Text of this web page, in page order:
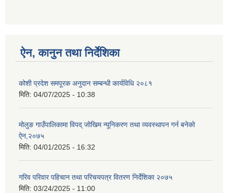
ऐन, कानुन तथा निर्देशिका
कोशी प्रदेश समपूरक अनुदान सम्बन्धी कार्यविधि २०८१
मिति: 04/07/2025 - 10:38
मोलुङ गाउँपालिकामा विपद् जोखिम न्यूनिकरण तथा व्यवस्थापन गर्न बनेको
ऐन,२०७५
मिति: 04/01/2025 - 16:32
गरिव परिवार पहिचान तथा परिचयपत्र वितरण निर्देशिका २०७५
मिति: 03/24/2025 - 11:00